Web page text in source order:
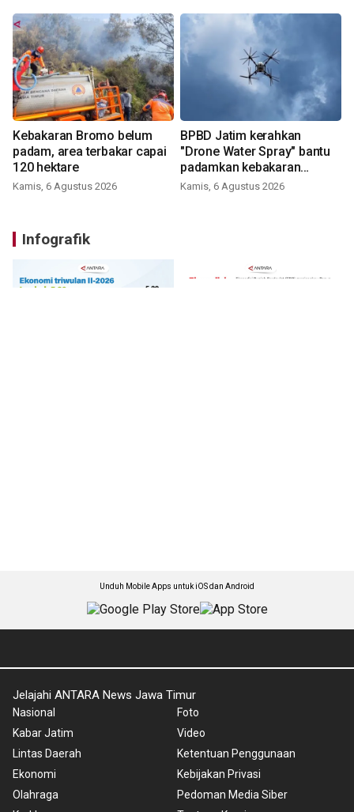
Kebakaran Bromo belum
padam, area terbakar capai
120 hektare
Kamis, 6 Agustus 2026
BPBD Jatim kerahkan
"Drone Water Spray" bantu
padamkan kebakaran
Bromo
Kamis, 6 Agustus 2026
Infografik
Unduh Mobile Apps untuk iOS dan Android
Jelajahi ANTARA News Jawa Timur
Nasional
Kabar Jatim
Lintas Daerah
Ekonomi
Olahraga
Foto
Video
Ketentuan Penggunaan
Kebijakan Privasi
Pedoman Media Siber